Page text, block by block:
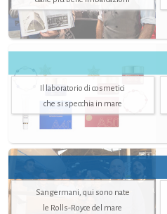
Il laboratorio di cosmetici
che si specchia in mare
Sangermani, qui sono nate
le Rolls-Royce del mare